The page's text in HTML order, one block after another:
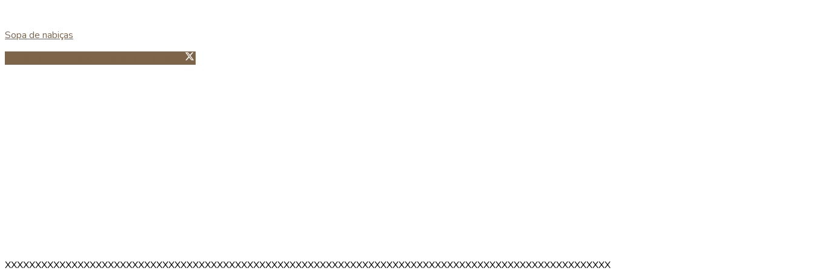
Sopa de nabiças
Guardar no Pinterest
XXXXXXXXXXXXXXXXXXXXXXXXXXXXXXXXXXXXXXXXXXXXXXXXXXXXXXXXXXXXXXXXXXXXXXXXXXXXXXXXXXXXXXXXXXXXXXXXXXXX